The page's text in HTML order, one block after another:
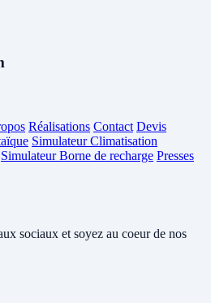
Réalisations Contact Devis
Simulateur Climatisation
Simulateur Borne de recharge Presses
sociaux et soyez au coeur de nos